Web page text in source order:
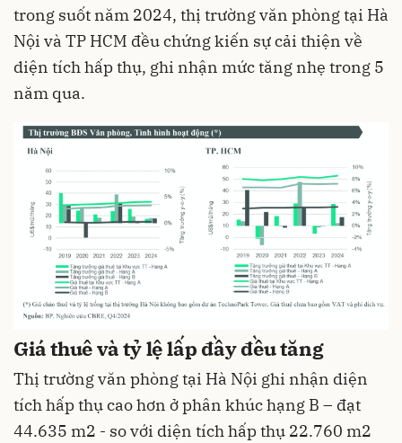
trong suốt năm 2024, thị trường văn phòng tại Hà
Nội và TP HCM đều chứng kiến sự cải thiện về
diện tích hấp thụ, ghi nhận mức tăng nhẹ trong 5
năm qua.
Giá thuê và tỷ lệ lấp đầy đều tăng
Thị trường văn phòng tại Hà Nội ghi nhận diện
tích hấp thụ cao hơn ở phân khúc hạng B – đạt
44.635 m2 - so với diện tích hấp thụ 22.760 m2